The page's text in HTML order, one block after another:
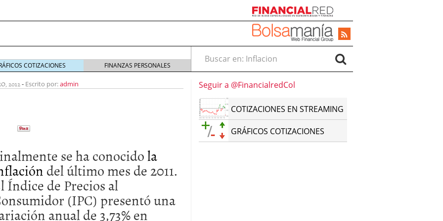
digital en el mundo del headhunting:
de talento septiembre 25, 2025
digital en el mundo del headhunting:
de talento
septiembre 16, 2025
¿pueden ser un refugio ante la inflación?
COTIZACIONES FINANZAS PERSONALES
Buscar en:
2012- Escrito por:admin
se ha conocidola
del último mes de 2011.
Índice de Precios al
(IPC) presentó una
anual de 3,73% en
Seguir a @FinancialredCol
COTIZACIONES EN STREAMING
GRÁFICOS COTIZACIONES